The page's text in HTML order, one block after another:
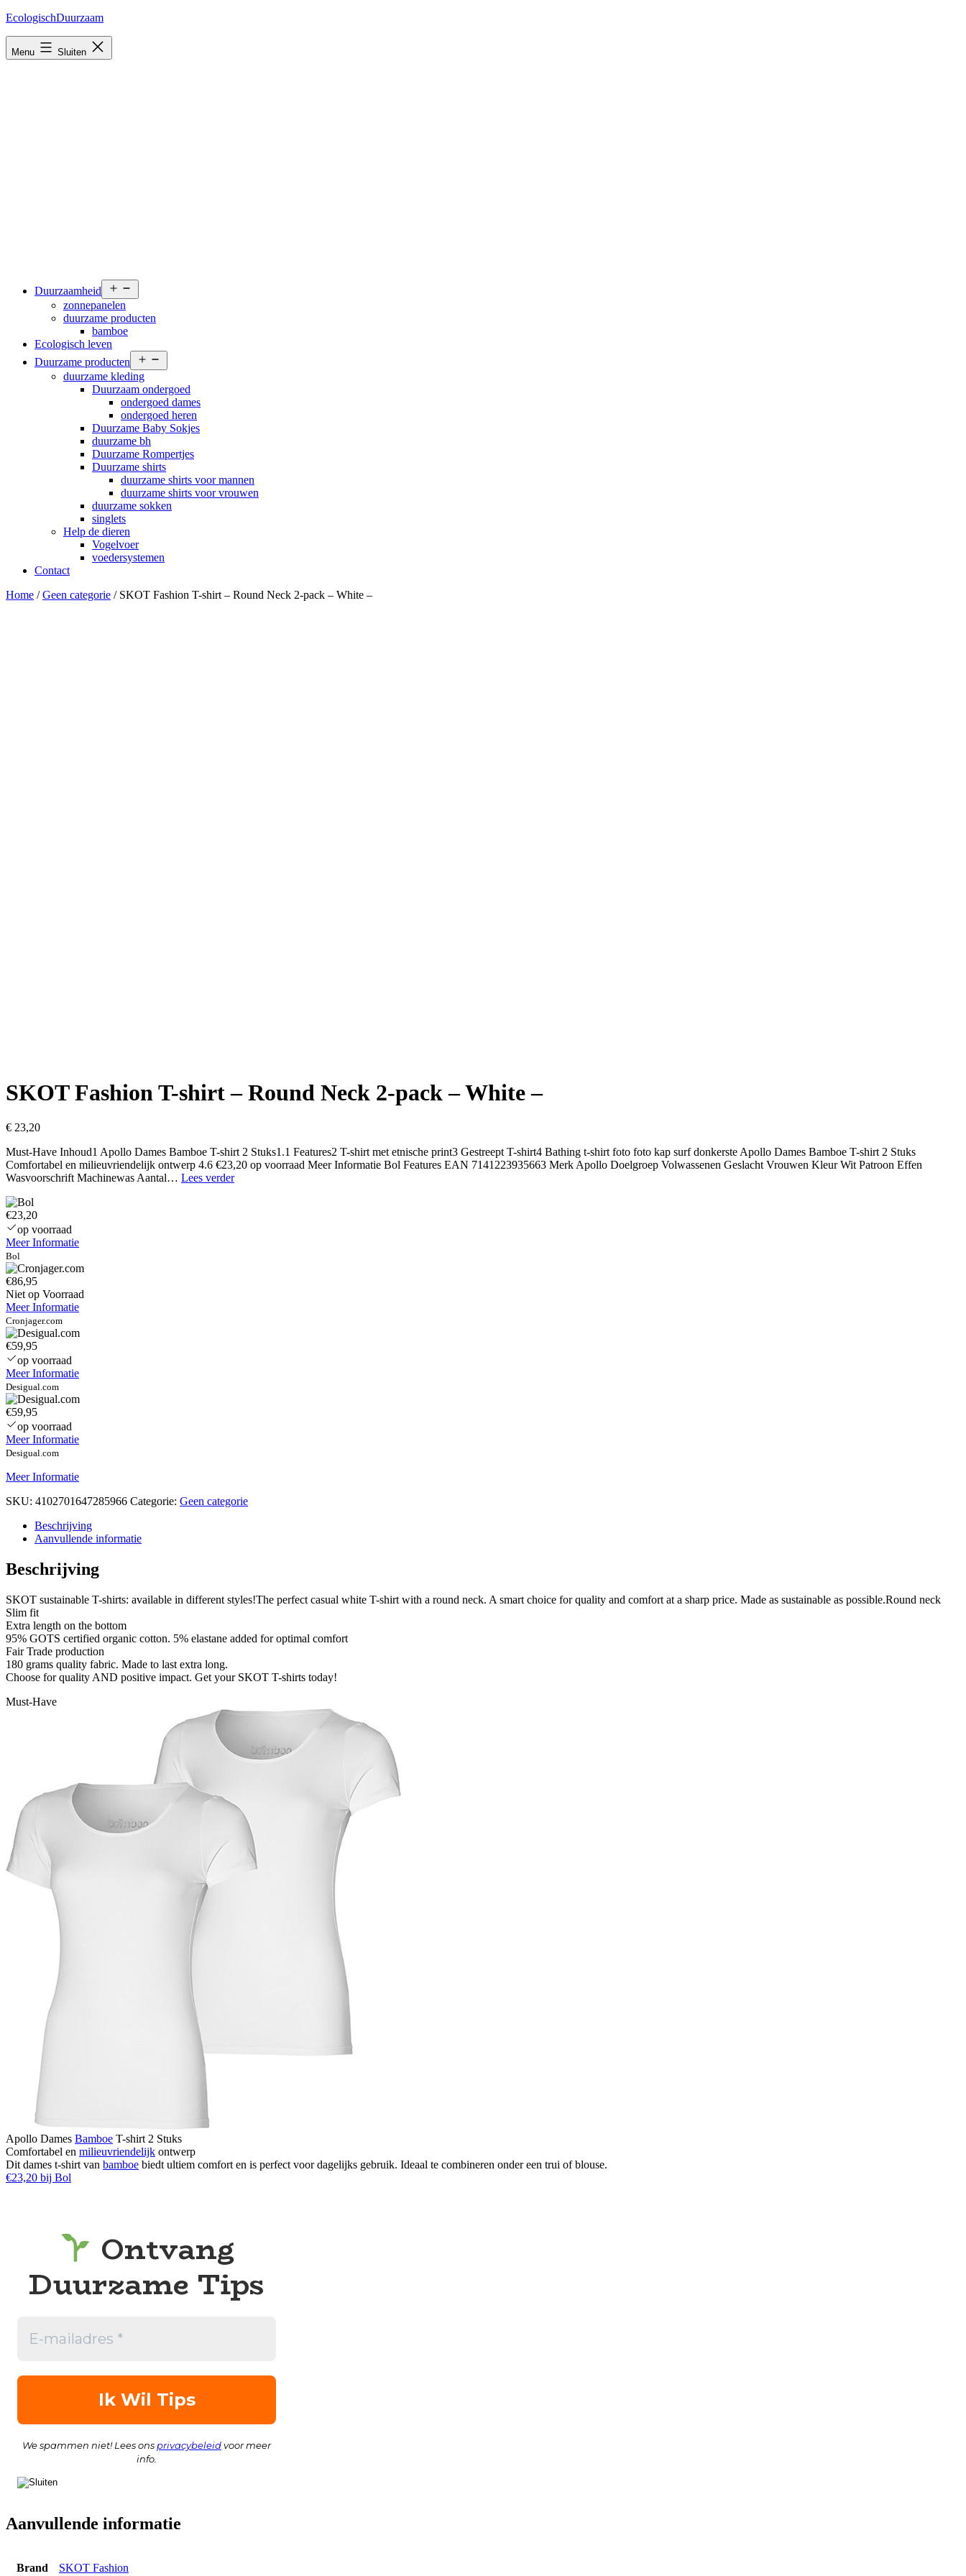
Ga
inhoud
EcologischDuurzaam
Menu Sluiten
Duurzaamheid
menu
zonnepanelen
duurzame producten
bamboe
Ecologisch leven
Duurzame producten
menu
duurzame kleding
Duurzaam ondergoed
ondergoed dames
ondergoed heren
Duurzame Baby Sokjes
duurzame bh
Duurzame Rompertjes
Duurzame shirts
duurzame shirts voor mannen
duurzame shirts voor vrouwen
duurzame sokken
singlets
Help de dieren
Vogelvoer
voedersystemen
Contact
Home /Geen categorie / SKOT Fashion T-shirt – Round Neck 2-pack – White –
SKOT Fashion T-shirt – Round Neck 2-pack – White –
€ 23,20
Must-Have Inhoud1 Apollo Dames Bamboe T-shirt 2 Stuks1.1 Features2 T-shirt met etnische print3 Gestreept T-shirt4 Bathing t-shirt foto foto kap surf donkerste Apollo Dames Bamboe T-shirt 2 Stuks
Comfortabel en milieuvriendelijk ontwerp 4.6 €23,20 op voorraad Meer Informatie Bol Features EAN 7141223935663 Merk Apollo Doelgroep Volwassenen Geslacht Vrouwen Kleur Wit Patroon Effen
Wasvoorschrift Machinewas Aantal… Lees verderSKOT
€23,20
op voorraad
Meer Informatie
Bol
€86,95
Niet op Voorraad
Meer Informatie
Cronjager.com
€59,95
op voorraad
Meer Informatie
Desigual.com
€59,95
op voorraad
Meer Informatie
Desigual.com
Meer Informatie
SKU: 4102701647285966 Categorie: Geen categorie
Beschrijving
Aanvullende informatie
Beschrijving
SKOT sustainable T-shirts: available in different styles!The perfect casual white T-shirt with a round neck. A smart choice for quality and comfort at a sharp price. Made as sustainable as possible.Round neck
Slim fit
Extra length on the bottom
95% GOTS certified organic cotton. 5% elastane added for optimal comfort
Fair Trade production
180 grams quality fabric. Made to last extra long.
Choose for quality AND positive impact. Get your SKOT T-shirts today!
Must-Have
Apollo Dames Bamboe T-shirt 2 Stuks
Comfortabel en milieuvriendelijk ontwerp
Dit dames t-shirt van bamboe biedt ultiem comfort en is perfect voor dagelijks gebruik. Ideaal te combineren onder een trui of blouse.
€23,20 bij Bol
Ontvang
Duurzame Tips
We spammen niet! Lees ons privacybeleidvoor meer
info.
Aanvullende informatie
Brand SKOT Fashion